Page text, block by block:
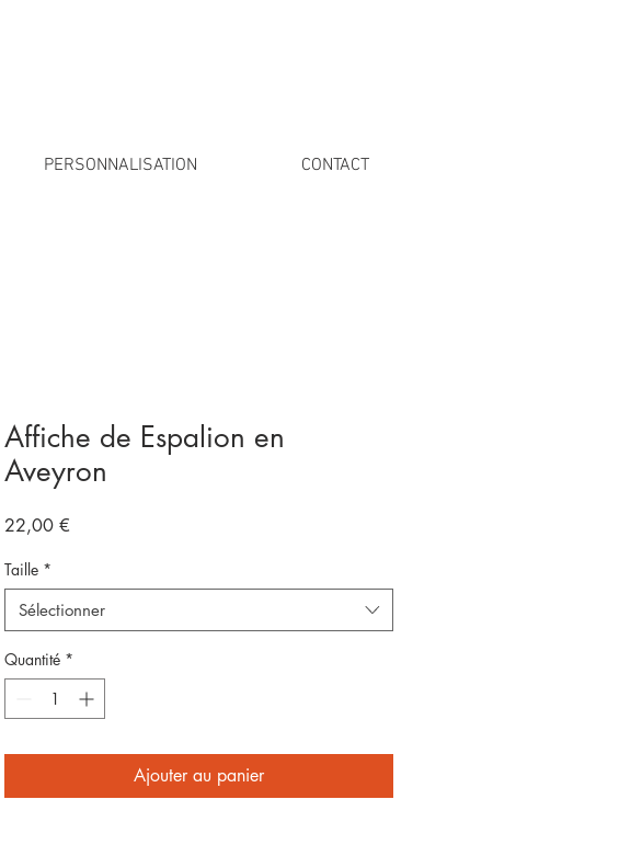
PERSONNALISATION CONTACT
Affiche de Espalion en
Aveyron
22,00 €
Taille *
Sélectionner
Quantité *
Ajouter au panier